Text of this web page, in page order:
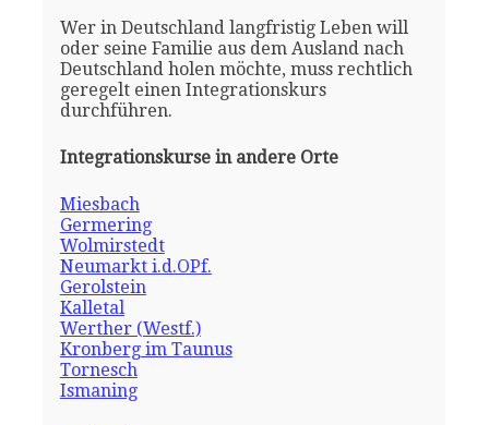
Wer in Deutschland langfristig Leben will
oder seine Familie aus dem Ausland nach
Deutschland holen möchte, muss rechtlich
geregelt einen Integrationskurs
durchführen.
Integrationskurse in andere Orte
Miesbach
Germering
Wolmirstedt
Neumarkt i.d.OPf.
Gerolstein
Kalletal
Werther (Westf.)
Kronberg im Taunus
Tornesch
Ismaning